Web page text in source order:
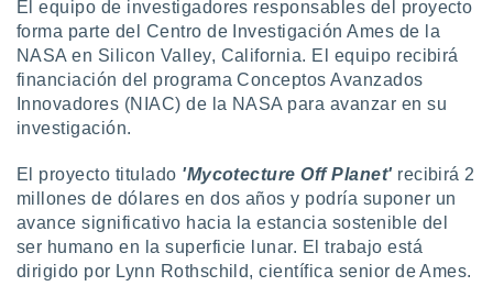
para
ni para
o
aunque
Puedes
acceder a
El equipo de investigadores responsables del proyecto
forma parte del Centro de Investigación Ames de la
NASA en Silicon Valley, California. El equipo recibirá
financiación del programa Conceptos Avanzados
Innovadores (NIAC) de la NASA para avanzar en su
investigación.
El proyecto titulado 'Mycotecture Off Planet' recibirá 2
millones de dólares en dos años y podría suponer un
avance significativo hacia la estancia sostenible del
ser humano en la superficie lunar. El trabajo está
dirigido por Lynn Rothschild, científica senior de Ames.